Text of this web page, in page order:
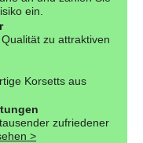
ein.
zu attraktiven
Korsetts aus
zufriedener
>